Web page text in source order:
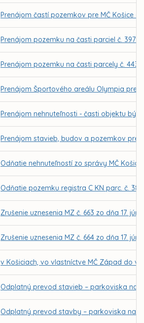
Prenájom častí pozemkov pre MČ Košice
Prenájom pozemku na časti parciel č.
Prenájom pozemku na časti parcely č.
Prenájom Športového areálu Olympia pre
Prenájom nehnuteľnosti - časti objektu
Prenájom stavieb, budov a pozemkov pre
Odňatie nehnuteľností zo správy MČ
Odňatie pozemku registra C KN parc. č.
Zrušenie uznesenia MZ č. 663 zo dňa 17.
Zrušenie uznesenia MZ č. 664 zo dňa 17.
v Košiciach, vo vlastníctve MČ Západ do
Odplatný prevod stavieb – parkoviska na
Odplatný prevod stavby – parkoviska na